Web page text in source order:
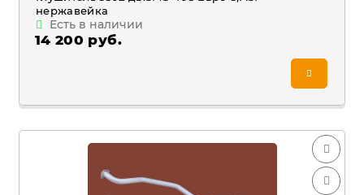
нержавейка
Есть в наличии
14 200 руб.